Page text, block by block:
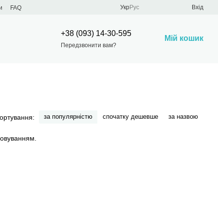
FAQ УкрРус Вхід
+38 (093) 14-30-595
Передзвонити вам?
Мій кошик
за популярністю спочатку дешевше за назвою